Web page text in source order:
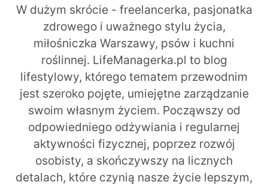
W dużym skrócie - freelancerka, pasjonatka
zdrowego i uważnego stylu życia,
miłośniczka Warszawy, psów i kuchni
roślinnej. LifeManagerka.pl to blog
lifestylowy, którego tematem przewodnim
jest szeroko pojęte, umiejętne zarządzanie
swoim własnym życiem. Począwszy od
odpowiedniego odżywiania i regularnej
aktywności fizycznej, poprzez rozwój
osobisty, a skończywszy na licznych
detalach, które czynią nasze życie lepszym,